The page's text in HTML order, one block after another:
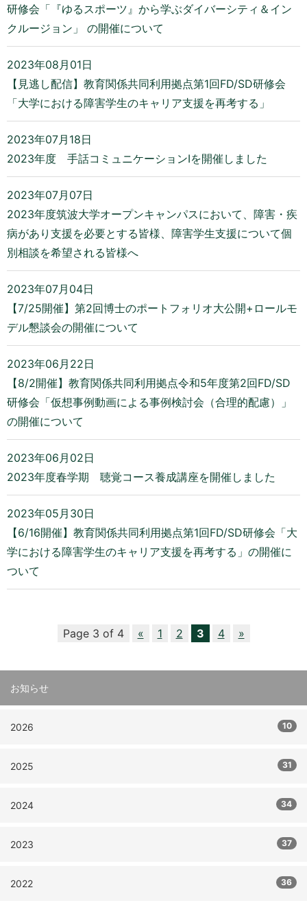
研修会「『ゆるスポーツ』から学ぶダイバーシティ＆イン
クルージョン」 の開催について
2023年08月01日
【見逃し配信】教育関係共同利用拠点第1回FD/SD研修会
「大学における障害学生のキャリア支援を再考する」
2023年07月18日
2023年度 手話コミュニケーションIを開催しました
2023年07月07日
2023年度筑波大学オープンキャンパスにおいて、障害・疾
病があり支援を必要とする皆様、障害学生支援について個
別相談を希望される皆様へ
2023年07月04日
【7/25開催】第2回博士のポートフォリオ大公開+ロールモ
デル懇談会の開催について
2023年06月22日
【8/2開催】教育関係共同利用拠点令和5年度第2回FD/SD
研修会「仮想事例動画による事例検討会（合理的配慮）」
の開催について
2023年06月02日
2023年度春学期 聴覚コース養成講座を開催しました
2023年05月30日
【6/16開催】教育関係共同利用拠点第1回FD/SD研修会「大
学における障害学生のキャリア支援を再考する」の開催に
ついて
Page 3 of 4 « 1 2 3 4 »
お知らせ
2026 10
2025 31
2024 34
2023 37
2022 36